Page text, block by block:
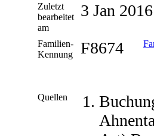
Zuletzt
bearbeitet
am
3 Jan 2016
Familien-
Kennung
F8674
Quellen